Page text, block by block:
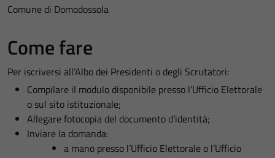
Comune di Domodossola
Come fare
Per iscriversi all’Albo dei Presidenti o degli Scrutatori:
Compilare il modulo disponibile presso l’Ufficio Elettorale
o sul sito istituzionale;
Allegare fotocopia del documento d’identità;
Inviare la domanda:
a mano presso l’Ufficio Elettorale o l’Ufficio